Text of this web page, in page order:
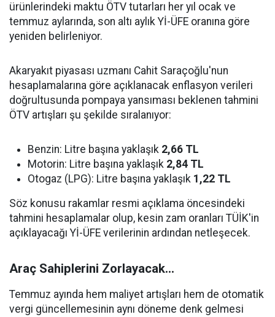
ürünlerindeki maktu ÖTV tutarları her yıl ocak ve
temmuz aylarında, son altı aylık Yİ-ÜFE oranına göre
yeniden belirleniyor.
Akaryakıt piyasası uzmanı Cahit Saraçoğlu'nun
hesaplamalarına göre açıklanacak enflasyon verileri
doğrultusunda pompaya yansıması beklenen tahmini
ÖTV artışları şu şekilde sıralanıyor:
Benzin: Litre başına yaklaşık 2,66 TL
Motorin: Litre başına yaklaşık 2,84 TL
Otogaz (LPG): Litre başına yaklaşık 1,22 TL
Söz konusu rakamlar resmi açıklama öncesindeki
tahmini hesaplamalar olup, kesin zam oranları TÜİK'in
açıklayacağı Yİ-ÜFE verilerinin ardından netleşecek.
Araç Sahiplerini Zorlayacak...
Temmuz ayında hem maliyet artışları hem de otomatik
vergi güncellemesinin aynı döneme denk gelmesi